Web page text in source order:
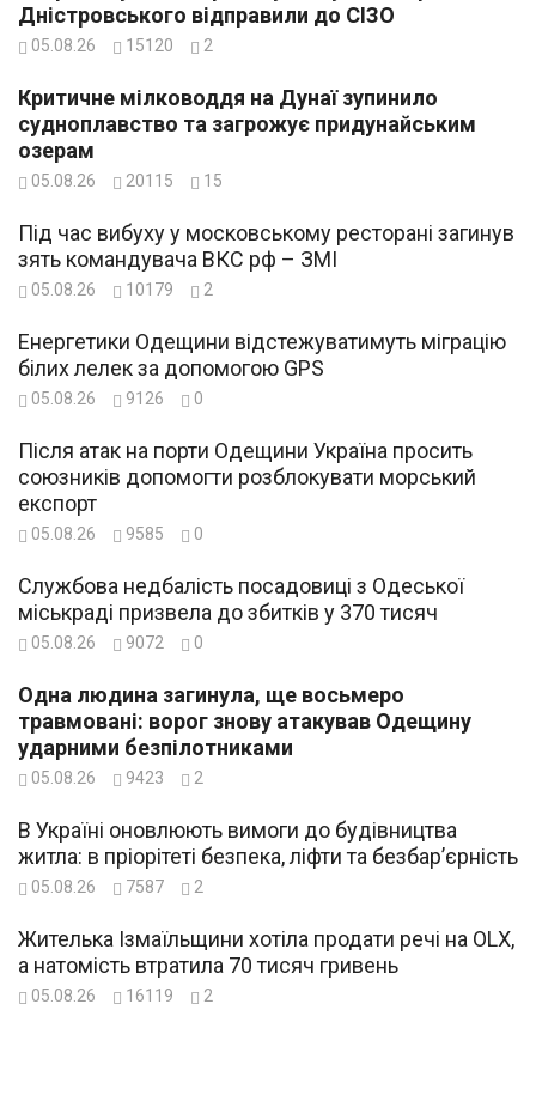
Дністровського відправили до СІЗО
05.08.26 15120 2
Критичне мілководдя на Дунаї зупинило
судноплавство та загрожує придунайським
озерам
05.08.26 20115 15
Під час вибуху у московському ресторані загинув
зять командувача ВКС рф – ЗМІ
05.08.26 10179 2
Енергетики Одещини відстежуватимуть міграцію
білих лелек за допомогою GPS
05.08.26 9126 0
Після атак на порти Одещини Україна просить
союзників допомогти розблокувати морський
експорт
05.08.26 9585 0
Службова недбалість посадовиці з Одеської
міськраді призвела до збитків у 370 тисяч
05.08.26 9072 0
Одна людина загинула, ще восьмеро
травмовані: ворог знову атакував Одещину
ударними безпілотниками
05.08.26 9423 2
В Україні оновлюють вимоги до будівництва
житла: в пріорітеті безпека, ліфти та безбар’єрність
05.08.26 7587 2
Жителька Ізмаїльщини хотіла продати речі на OLX,
а натомість втратила 70 тисяч гривень
05.08.26 16119 2